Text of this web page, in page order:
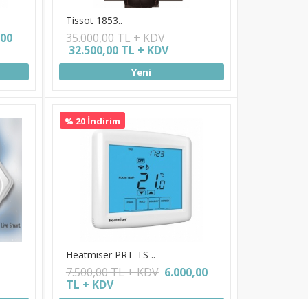
Tissot 1853..
35.000,00 TL + KDV
32.500,00 TL + KDV
Yeni
Heatmiser PRT-TS ..
7.500,00 TL + KDV 6.000,00
TL + KDV
% 20 İndirim